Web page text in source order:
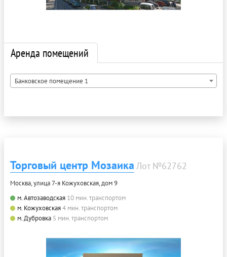
Аренда помещений
Банковское помещение 1
Торговый центр Мозаика Лот №62762
Москва, улица 7-я Кожуховская, дом 9
м. Автозаводская 10 мин. транспортом
м. Кожуховская4 мин. транспортом
м. Дубровка 5 мин. транспортом